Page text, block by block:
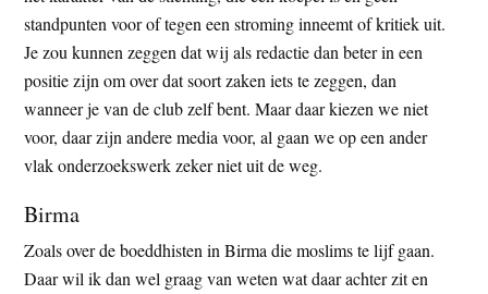
standpunten voor of tegen een stroming inneemt of kritiek uit.
Je zou kunnen zeggen dat wij als redactie dan beter in een
positie zijn om over dat soort zaken iets te zeggen, dan
wanneer je van de club zelf bent. Maar daar kiezen we niet
voor, daar zijn andere media voor, al gaan we op een ander
vlak onderzoekswerk zeker niet uit de weg.
Birma
Zoals over de boeddhisten in Birma die moslims te lijf gaan.
Daar wil ik dan wel graag van weten wat daar achter zit en